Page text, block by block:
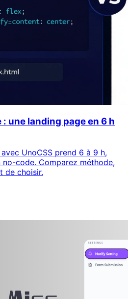
une landing page en 6 h
UnoCSS prend 6 à 9 h,
code. Comparez méthode,
de choisir.